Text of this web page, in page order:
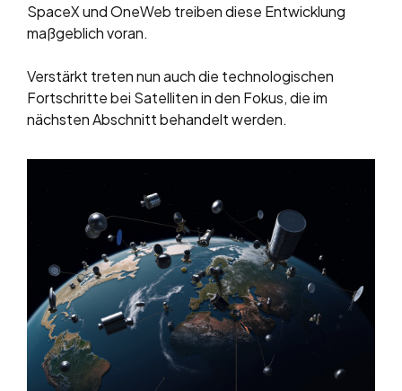
SpaceX und OneWeb treiben diese Entwicklung
maßgeblich voran.
Verstärkt treten nun auch die technologischen
Fortschritte bei Satelliten in den Fokus, die im
nächsten Abschnitt behandelt werden.